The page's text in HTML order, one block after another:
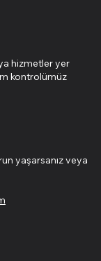
hizmetler yer
kontrolümüz
yaşarsanız veya